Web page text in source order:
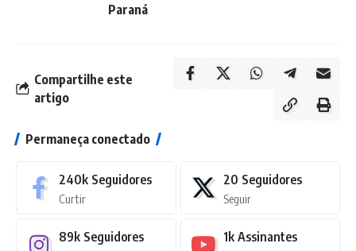
Paraná
Compartilhe este
artigo
Permaneça conectado
240k Seguidores
Curtir
20 Seguidores
Seguir
89k Seguidores 1k Assinantes